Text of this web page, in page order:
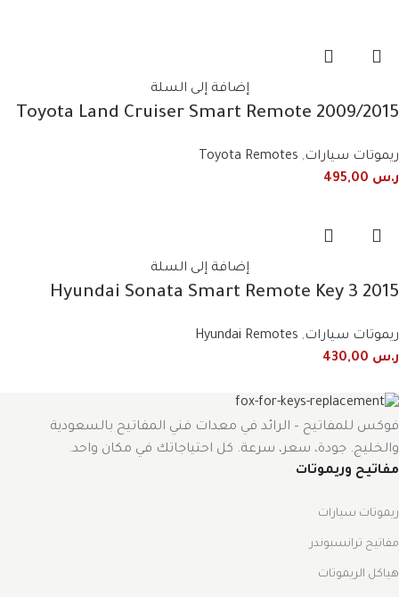
إضافة إلى السلة
2009/2015 Toyota Land Cruiser Smart Remote
48E90 434MHz
ريموتات سيارات,
Toyota Remotes
ر.س
إضافة إلى السلة
2015 Hyundai Sonata Smart Remote Key 3
ريموتات سيارات,
Hyundai Remotes
ر.س
فوكس للمفاتيح – الرائد في معدات فني المفاتيح بالسعودية
والخليج. جودة، سعر، سرعة. كل احتياجاتك في مكان واحد.
مفاتيح وريموتات
ريموتات سيارات
مفاتيح ترانسبوندر
هياكل الريموتات